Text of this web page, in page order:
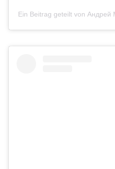
Ein Beitrag geteilt von Андрей